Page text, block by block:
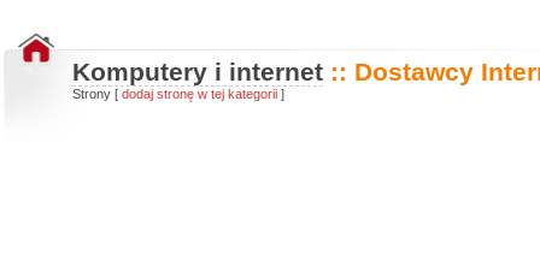
Komputery i internet :: Dostawcy
Strony [ dodaj stronę w tej kategorii ]